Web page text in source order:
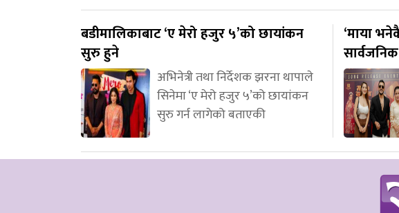
बडीमालिकाबाट ‘ए मेरो हजुर ५’को छायांकन
सुरु हुने
अभिनेत्री तथा निर्देशक झरना थापाले
सिनेमा ‘ए मेरो हजुर ५’को छायांकन
सुरु गर्न लागेको बताएकी
‘माया
सार्वजनिक